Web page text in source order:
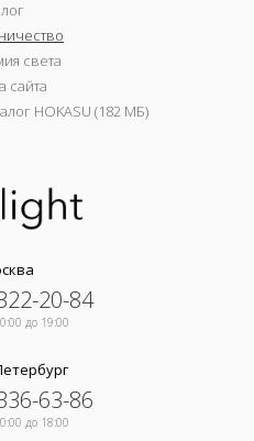
света
сайта
HOKASU (182 МБ)
20-84
до 19:00
63-86
до 18:00